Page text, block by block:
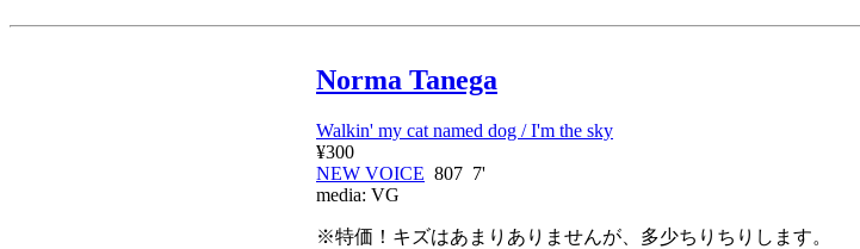
Norma Tanega
Walkin' my cat named dog / I'm the sky
¥300
NEW VOICE 807 7'
media: VG
※特価！キズはあまりありませんが、多少ちりちりします。